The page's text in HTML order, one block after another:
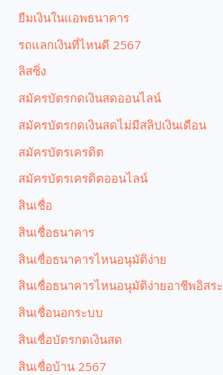
ยืมเงินในแอพธนาคาร
รถแลกเงินที่ไหนดี 2567
ลิสซิ่ง
สมัครบัตรกดเงินสดออนไลน์
สมัครบัตรกดเงินสดไม่มีสลิปเงินเดือน
สมัครบัตรเครดิต
สมัครบัตรเครดิตออนไลน์
สินเชื่อ
สินเชื่อธนาคาร
สินเชื่อธนาคารไหนอนุมัติง่าย
สินเชื่อธนาคารไหนอนุมัติง่ายอาชีพอิสระ
สินเชื่อนอกระบบ
สินเชื่อบัตรกดเงินสด
สินเชื่อบ้าน 2567